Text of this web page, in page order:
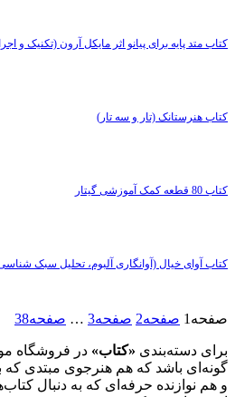
کتاب متد پایه برای پیانو اثر مایکل آرون (تکنیک و
کتاب هنرستانک (تار و سه تار)
کتاب 80 قطعه کمک آموزشی گیتار
کتاب آوای خیال (آوانگاری آلبوم، تحلیل سبک شناسی
صفحه 1 صفحه2 صفحه3
… صفحه38
برای دسته‌بندی «کتاب» در فروشگاه
گونه‌ای باشد که هم هنرجوی مبتدی
و هم نوازنده حرفه‌ای که به دنبال